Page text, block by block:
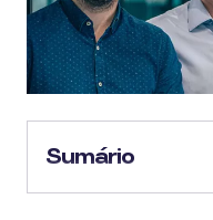
Sumário